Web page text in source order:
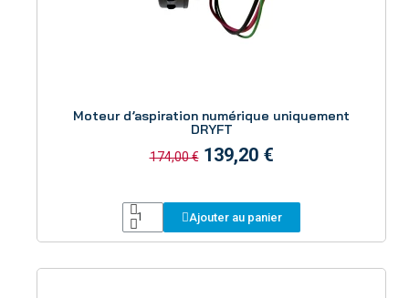
Moteur d’aspiration numérique uniquement
DRYFT
174,00 € 139,20 €
Ajouter au panier